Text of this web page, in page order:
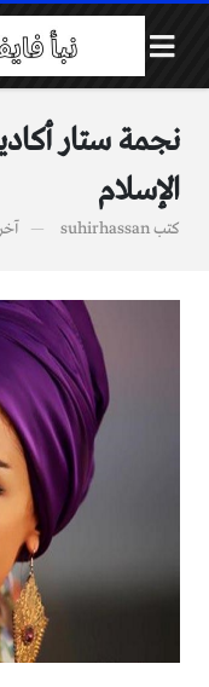
نجمة ستار
الإسلام
كتبsuhirhassan